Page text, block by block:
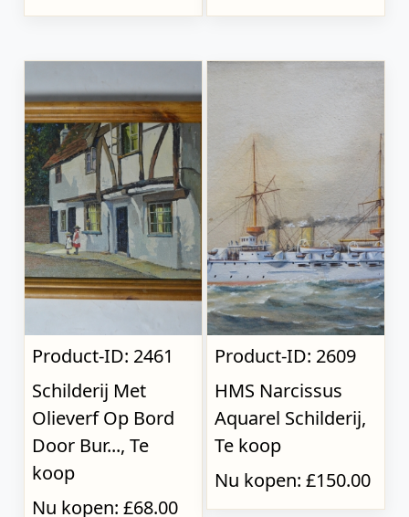
Product-ID: 2461
Schilderij Met
Olieverf Op Bord
Door Bur..., Te
koop
Nu kopen: £68.00
Product-ID: 2609
HMS Narcissus
Aquarel Schilderij,
Te koop
Nu kopen: £150.00